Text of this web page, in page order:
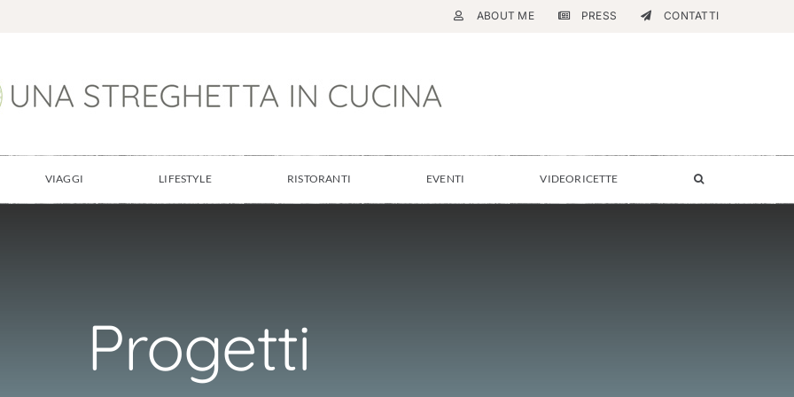
ABOUT ME PRESS CONTATTI
VIAGGI LIFESTYLE RISTORANTI EVENTI VIDEORICETTE
Progetti